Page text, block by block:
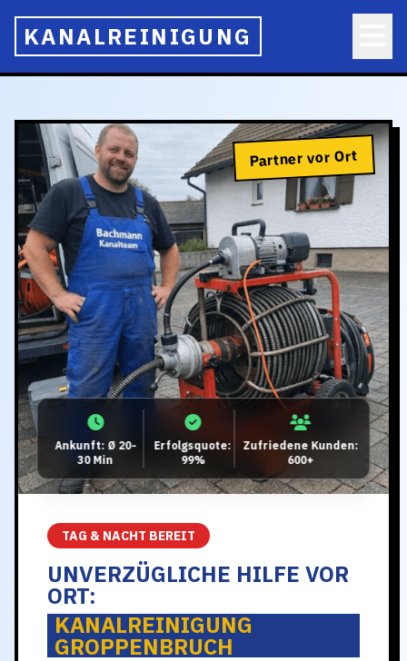
KANALREINIGUNG
Partner vor Ort
Ankunft: Ø 20-
30 Min
Erfolgsquote:
99%
Zufriedene Kunden:
600+
TAG & NACHT BEREIT
UNVERZÜGLICHE HILFE VOR
ORT:
KANALREINIGUNG
GROPPENBRUCH